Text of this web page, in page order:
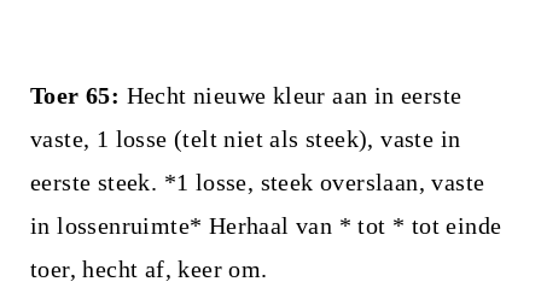
Toer 65: Hecht nieuwe kleur aan in eerste
vaste, 1 losse (telt niet als steek), vaste in
eerste steek. *1 losse, steek overslaan, vaste
in lossenruimte* Herhaal van * tot * tot einde
toer, hecht af, keer om.